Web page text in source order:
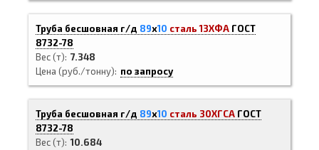
Труба бесшовная г/д 89х10 сталь 13ХФА ГОСТ
8732-78
Вес (т) 7.348
Цена (руб./тонну)
по запросу
Труба бесшовная г/д 89х10 сталь 30ХГСА ГОСТ
8732-78
Вес (т) 10.684